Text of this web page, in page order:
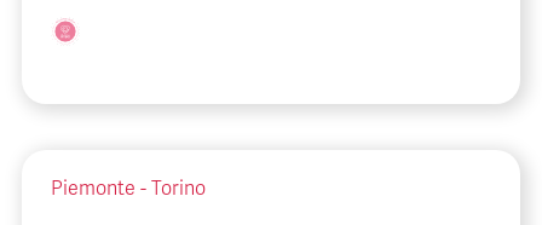
Piemonte - Torino